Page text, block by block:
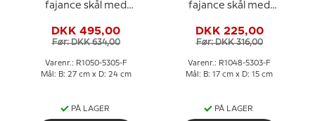
fajance skål med
Thorsson
DKK 495,00
Før: DKK 634,00
Varenr.: R1050-5305-F
Mål: B: 27 cm x D: 24 cm
PÅ LAGER
fajance skål med
Thorsson
DKK 225,00
Før: DKK 316,00
Varenr.: R1048-5303-F
Mål: B: 17 cm x D: 15 cm
PÅ LAGER